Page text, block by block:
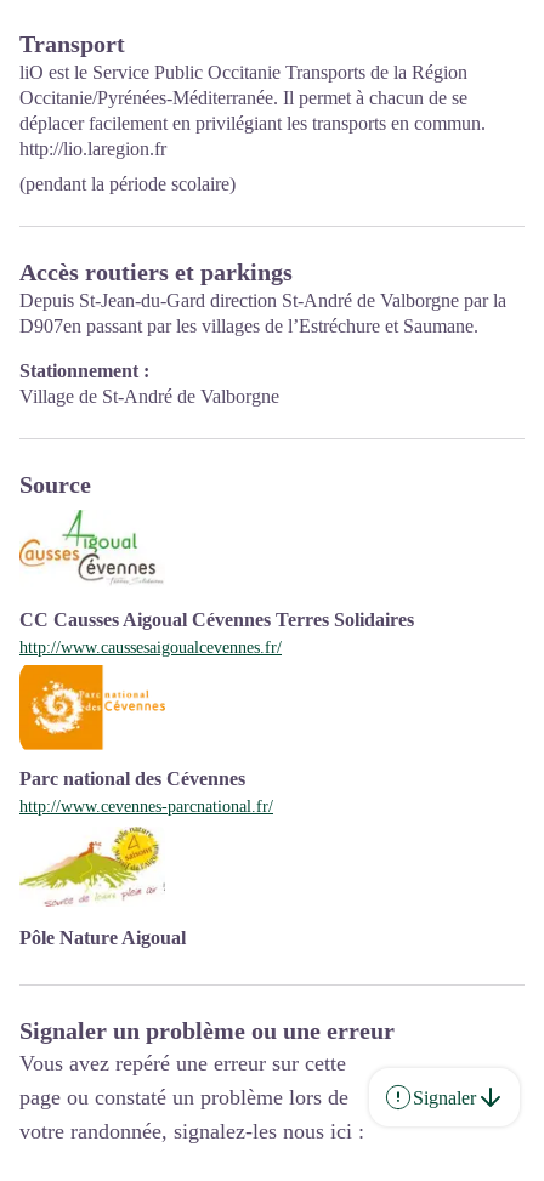
Transport
liO est le Service Public Occitanie Transports de la Région
Occitanie/Pyrénées-Méditerranée. Il permet à chacun de se
déplacer facilement en privilégiant les transports en commun.
http://lio.laregion.fr
(pendant la période scolaire)
Accès routiers et parkings
Depuis St-Jean-du-Gard direction St-André de Valborgne par la
D907en passant par les villages de l’Estréchure et Saumane.
Stationnement :
Village de St-André de Valborgne
Source
CC Causses Aigoual Cévennes Terres Solidaires
http://www.caussesaigoualcevennes.fr/
Parc national des Cévennes
http://www.cevennes-parcnational.fr/
Pôle Nature Aigoual
Signaler un problème ou une erreur
Vous avez repéré une erreur sur cette
page ou constaté un problème lors de
votre randonnée, signalez-les nous ici :
Signaler